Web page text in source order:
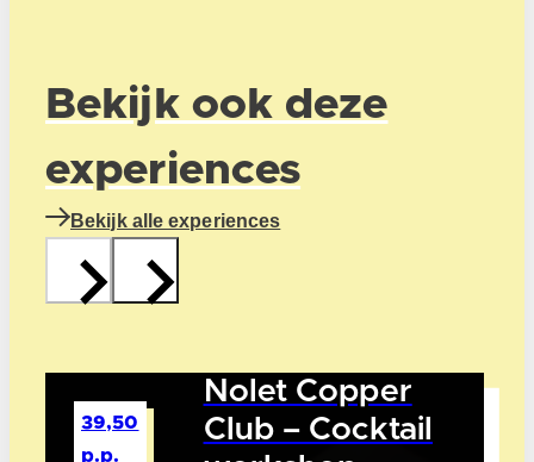
Bekijk ook deze
experiences
Bekijk alle experiences
39,50
p.p.
Nolet Copper
Club – Cocktail